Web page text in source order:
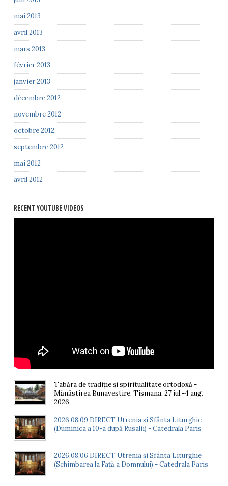
mai 2013
avril 2013
mars 2013
février 2013
janvier 2013
décembre 2012
novembre 2012
octobre 2012
septembre 2012
mai 2012
avril 2012
RECENT YOUTUBE VIDEOS
Tabăra de tradiție și spiritualitate ortodoxă -
Mănăstirea Bunavestire, Tismana, 27 iul.-4 aug.
2026
2026.08.09 DIRECT Utrenia și Sfânta Liturghie
(Duminica a 10-a după Rusalii) - Catedrala Paris
2026.08.06 DIRECT Utrenia și Sfânta Liturghie
(Schimbarea la Față a Domnului) - Catedrala Paris